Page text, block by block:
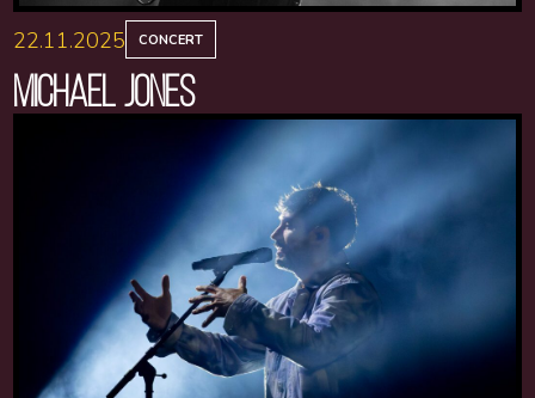
22.11.2025 CONCERT
MICHAEL JONES